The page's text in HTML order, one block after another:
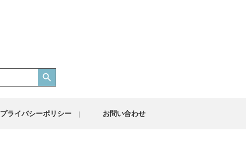
Search Button
プライバシーポリシー お問い合わせ